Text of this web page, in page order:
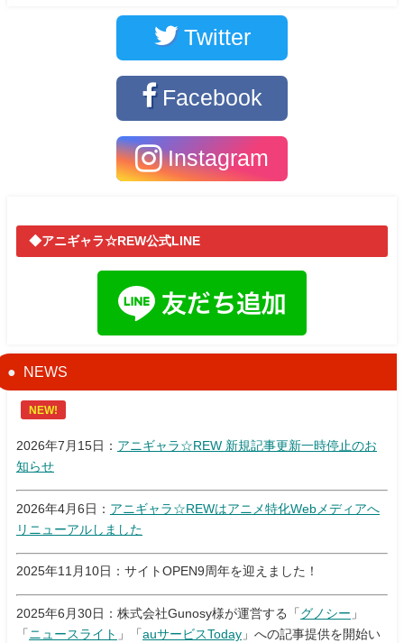
Twitter
Facebook
Instagram
◆アニギャラ☆REW公式LINE
NEWS
NEW!
2026年7月15日： アニギャラ☆REW 新規記事更新一時停止のお
知らせ
2026年4月6日： アニギャラ☆REWはアニメ特化Webメディアへ
リニューアルしました
2025年11月10日：サイトOPEN9周年を迎えました！
2025年6月30日：株式会社Gunosy様が運営する「 グノシー 」
「 ニュースライト 」「auサービスToday 」への記事提供を開始い